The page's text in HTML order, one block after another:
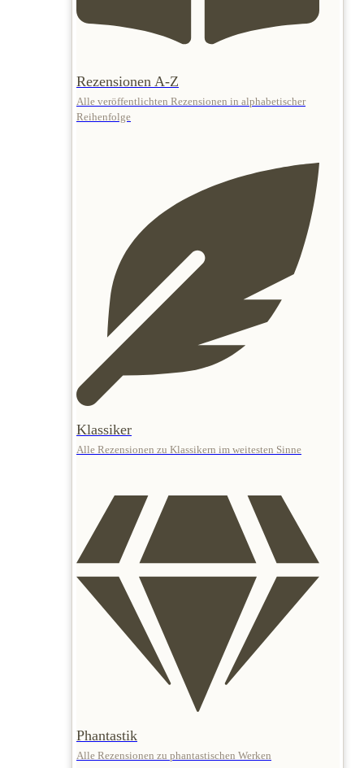
Rezensionen A-Z
Alle veröffentlichten Rezensionen in alphabetischer
Reihenfolge
Klassiker
Alle Rezensionen zu Klassikern im weitesten Sinne
Phantastik
Alle Rezensionen zu phantastischen Werken